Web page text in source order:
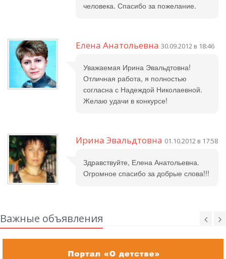
человека. Спасибо за пожелание.
Елена Анатольевна 30.09.2012 в 18:46
Уважаемая Ирина Эвальдтовна!
Отличная работа, я полностью
согласна с Надеждой Николаевной.
Желаю удачи в конкурсе!
Ирина Эвальдтовна 01.10.2012 в 17:58
Здравствуйте, Елена Анатольевна.
Огромное спасибо за добрые слова!!!
Важные объявления